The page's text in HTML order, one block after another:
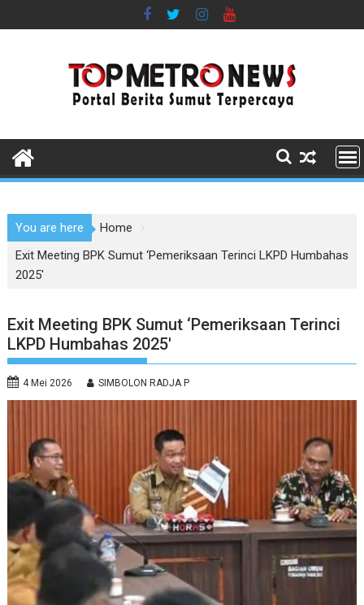
to
You are here
Home
Exit Meeting BPK Sumut ‘Pemeriksaan Terinci LKPD Humbahas
2025′
Exit Meeting BPK Sumut ‘Pemeriksaan Terinci
LKPD Humbahas 2025′
4 Mei 2026 SIMBOLON RADJA P